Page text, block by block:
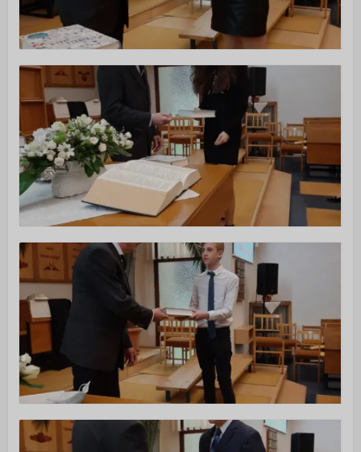
Önkéntes szolgálatok
ÚJ VAGYOK ITT